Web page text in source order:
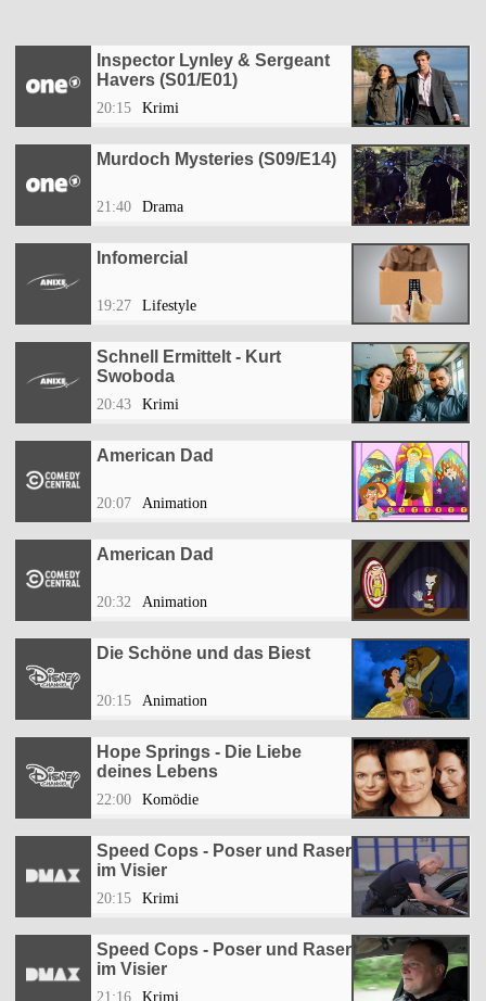
Inspector Lynley & Sergeant
Havers (S01/E01)
20:15 Krimi
Murdoch Mysteries (S09/E14)
21:40 Drama
Infomercial
19:27 Lifestyle
Schnell Ermittelt - Kurt
Swoboda
20:43 Krimi
American Dad
20:07 Animation
American Dad
20:32 Animation
Die Schöne und das Biest
20:15 Animation
Hope Springs - Die Liebe
deines Lebens
22:00 Komödie
Speed Cops - Poser und Raser
im Visier
20:15 Krimi
Speed Cops - Poser und Raser
im Visier
21:16 Krimi